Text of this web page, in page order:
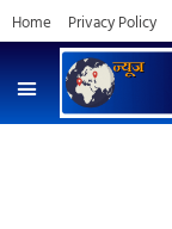
Home Privacy Policy